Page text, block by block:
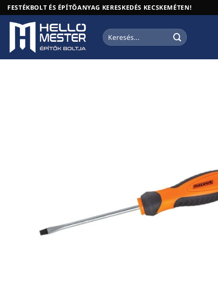
Skip
to
content
FESTÉKBOLT ÉS ÉPÍTŐANYAG KERESKEDÉS KECSKEMÉTEN!
Keresés
a